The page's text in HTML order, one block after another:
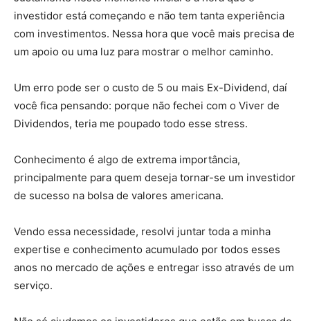
investidor está começando e não tem tanta experiência
com investimentos. Nessa hora que você mais precisa de
um apoio ou uma luz para mostrar o melhor caminho.
Um erro pode ser o custo de 5 ou mais Ex-Dividend, daí
você fica pensando: porque não fechei com o Viver de
Dividendos, teria me poupado todo esse stress.
Conhecimento é algo de extrema importância,
principalmente para quem deseja tornar-se um investidor
de sucesso na bolsa de valores americana.
Vendo essa necessidade, resolvi juntar toda a minha
expertise e conhecimento acumulado por todos esses
anos no mercado de ações e entregar isso através de um
serviço.